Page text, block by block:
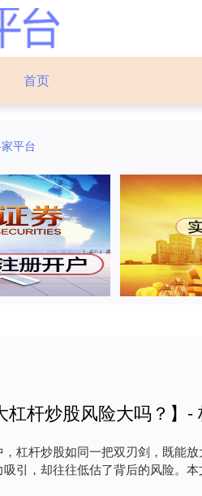
首页
平台
杠杆炒股风险大吗？】
，杠杆炒股如同一把双刃剑，既能
吸引，却往往低估了背后的风险。